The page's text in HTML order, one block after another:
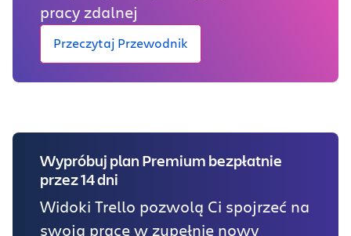
pracy zdalnej
Przeczytaj Przewodnik
Wypróbuj plan Premium bezpłatnie
przez 14 dni
Widoki Trello pozwolą Ci spojrzeć na
swoją pracę w zupełnie nowy